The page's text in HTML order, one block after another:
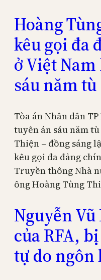
Hoàng
kêu gọi đa
ở Việt
sáu năm tù
Tòa án Nhân dân
tuyên án sáu năm
Thiện – đồng sáng
kêu gọi đa đảng
Truyền thông Nhà
ông Hoàng Tùng
Nguyễn
của RFA,
tự do ngôn